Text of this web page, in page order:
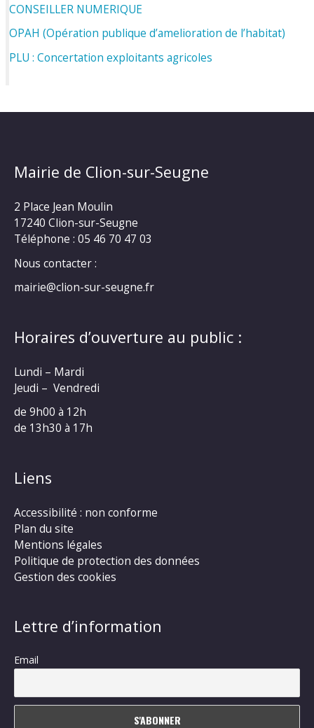
CONSEILLER NUMERIQUE
OPAH (Opération publique d’amelioration de l’habitat)
PLU : Concertation exploitants agricoles
Mairie de Clion-sur-Seugne
2 Place Jean Moulin
17240 Clion-sur-Seugne
Téléphone : 05 46 70 47 03
Nous contacter :
mairie@clion-sur-seugne.fr
Horaires d’ouverture au public :
Lundi – Mardi
Jeudi – Vendredi
de 9h00 à 12h
de 13h30 à 17h
Liens
Accessibilité : non conforme
Plan du site
Mentions légales
Politique de protection des données
Gestion des cookies
Lettre d’information
Email